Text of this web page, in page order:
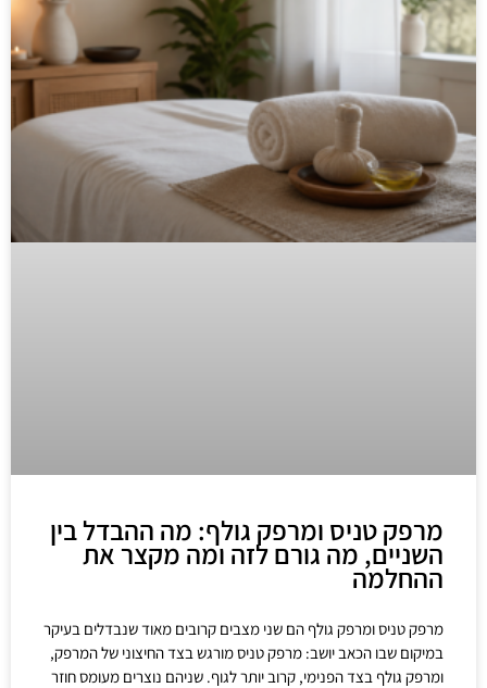
מרפק טניס ומרפק גולף: מה ההבדל בין
השניים, מה גורם לזה ומה מקצר את
ההחלמה
מרפק טניס ומרפק גולף הם שני מצבים קרובים מאוד שנבדלים בעיקר
במיקום שבו הכאב יושב: מרפק טניס מורגש בצד החיצוני של המרפק,
ומרפק גולף בצד הפנימי, קרוב יותר לגוף. שניהם נוצרים מעומס חוזר